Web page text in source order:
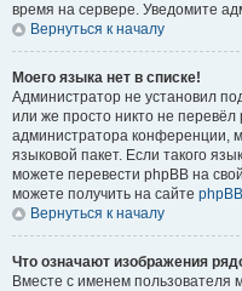
время на сервере. Уведомите
Вернуться к началу
Моего языка нет в списке!
Администратор не установил
или же просто никто не
администратора конференции,
языковой пакет. Если такого
можете перевести phpBB на
можете получить на сайте phpBB
Вернуться к началу
Что означают изображения
Вместе с именем пользователя